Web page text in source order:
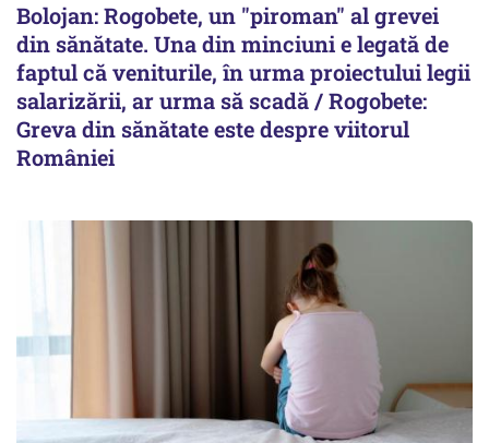
Bolojan: Rogobete, un "piroman" al grevei
din sănătate. Una din minciuni e legată de
faptul că veniturile, în urma proiectului legii
salarizării, ar urma să scadă / Rogobete:
Greva din sănătate este despre viitorul
României